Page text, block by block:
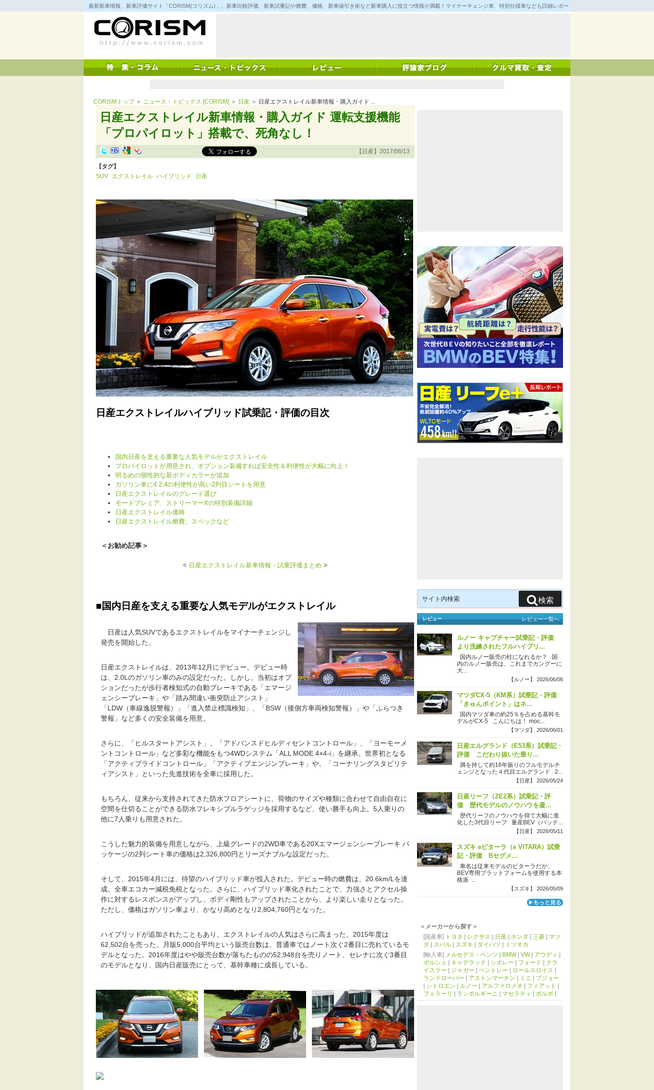
コ
ン
キ
ッ
最新新車情報、新車評価サイト「CORISM(コリズム)」。新車比較評価、新車試乗記や燃費、価格、新車値引き術など新車購入に役立つ情報が満載！マイナーチェンジ車、特別仕様車なども詳細レポート！
CORISMトップ＞ ニュース・トピックス [CORISM] ＞ 日産 ＞ 日産エクストレイル新車情報・購入ガイド ...
日産エクストレイル新車情報・購入ガイド 運転支援機能
「プロパイロット」搭載で、死角なし！
【日産】2017/06/13
【タグ】
SUV
エクストレイル ハイブリッド 日産
日産エクストレイルハイブリッド試乗記・評価の目次
国内日産を支える重要な人気モデルがエクストレイル
プロパイロットが用意され、オプション装備すれば安全性＆利便性が大幅に向上！
明るめの個性的な新ボディカラーが追加
ガソリン車に4:2:4の利便性が高い2列目シートを用意
日産エクストレイルのグレード選び
モードプレミア、ストリーマーXの特別装備詳細
日産エクストレイル価格
日産エクストレイル燃費、スペックなど
＜お勧め記事＞
< 日産エクストレイル新車情報・試乗評価まとめ >
■国内日産を支える重要な人気モデルがエクストレイル
日産は人気SUVであるエクストレイルをマイナーチェンジし
発売を開始した。
日産エクストレイルは、2013年12月にデビュー。デビュー時
は、2.0Lのガソリン車のみの設定だった。しかし、当初はオプ
ションだったが歩行者検知式の自動ブレーキである「エマージ
ェンシーブレーキ」や「踏み間違い衝突防止アシスト」
「LDW（車線逸脱警報）」「進入禁止標識検知」、「BSW（後側方車両検知警報）」や「ふらつき
警報」など多くの安全装備を用意。
さらに、「ヒルスタートアシスト」、「アドバンスドヒルディセントコントロール」、「ヨーモーメ
ントコントロール」など多彩な機能をもつ4WDシステム「ALL MODE 4×4-i」を継承。世界初となる
「アクティブライドコントロール」「アクティブエンジンブレーキ」や、「コーナリングスタビリテ
ィアシスト」といった先進技術を全車に採用した。
もちろん、従来から支持されてきた防水フロアシートに、荷物のサイズや種類に合わせて自由自在に
空間を仕切ることができる防水フレキシブルラゲッジを採用するなど、使い勝手も向上。5人乗りの
他に7人乗りも用意された。
こうした魅力的装備を用意しながら、上級グレードの2WD車である20Xエマージェンシーブレーキ パ
ッケージの2列シート車の価格は2,326,800円とリーズナブルな設定だった。
そして、2015年4月には、待望のハイブリッド車が投入された。デビュー時の燃費は、20.6km/Lを達
成。全車エコカー減税免税となった。さらに、ハイブリッド車化されたことで、力強さとアクセル操
作に対するレスポンスがアップし、ボディ剛性もアップされたことから、より楽しい走りとなった。
ただし、価格はガソリン車より、かなり高めとなり2,804,760円となった。
ハイブリッドが追加されたこともあり、エクストレイルの人気はさらに高まった。2015年度は
62,502台を売った。月販5,000台平均という販売台数は、普通車ではノート次ぐ2番目に売れているモ
デルとなった。2016年度はやや販売台数が落ちたものの52,948台を売りノート、セレナに次ぐ3番目
のモデルとなり、国内日産販売にとって、基幹車種に成長している。
索:
検索
レビュー レビュー一覧へ
ルノー キャプチャー試乗記・評価
より洗練されたフルハイブリ...
国内ルノー販売の柱になれるか？ 国
内のルノー販売は、これまでカングーに
大...
【ルノー】 2026/06/06
マツダCX-5（KM系）試乗記・評価
「きゅんポイント」はネ...
国内マツダ車の約25％を占める基幹モ
デルがCX-5 こんにちは！ moc...
【マツダ】 2026/06/01
日産エルグランド（E53系）試乗記・
評価 こだわり抜いた乗り...
満を持して約16年振りのフルモデルチ
ェンジとなった４代目エルグランド 2...
【日産】 2026/05/24
日産リーフ（ZE2系）試乗記・評
価 歴代モデルのノウハウを凝...
歴代リーフのノウハウを得て大幅に進
化した3代目リーフ 量産BEV（バッテ...
【日産】 2026/05/11
スズキ eビターラ（e VITARA）試乗
記・評価 Bセグメ...
車名は従来モデルのビターラだが、
BEV専用プラットフォームを使用する本
格派 ...
【スズキ】 2026/05/09
＜メーカーから探す＞
[国産車] トヨタ レクサス 日産 ホンダ 三菱
マツ
ダ
スバル スズキ ダイハツ
ミツオカ
[輸入車] メルセデス・ベンツ BMW| VW| アウディ
ポルシェ
キャデラック シボレー フォード
クラ
イスラー
ジャガー ベントレー ロールスロイス
ランドローバー
アストンマーチン ミニ
プジョー
シトロエン ルノー アルファロメオ フィアット
フェラーリ
ランボルギーニ マセラティ ボルボ